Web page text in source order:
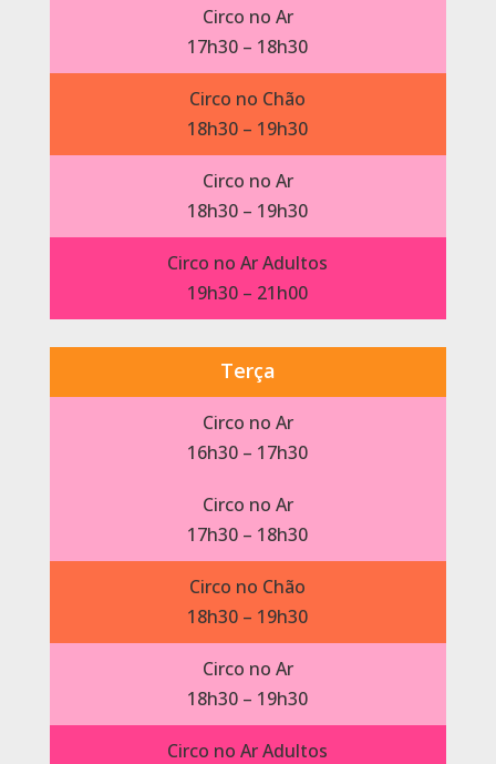
Circo no Ar
17h30 – 18h30
Circo no Chão
18h30 – 19h30
Circo no Ar
18h30 – 19h30
Circo no Ar Adultos
19h30 – 21h00
Terça
Circo no Ar
16h30 – 17h30
Circo no Ar
17h30 – 18h30
Circo no Chão
18h30 – 19h30
Circo no Ar
18h30 – 19h30
Circo no Ar Adultos